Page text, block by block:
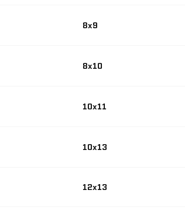
8x9
8x10
10x11
10x13
12x13